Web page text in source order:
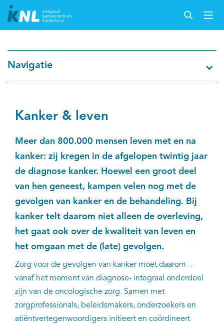
Cijfers over kanker
Thema's
Over IKNL
Kanker & leven
Palliatieve zorg
Kankeratlas
IKNL and the NCR
Dure geneesmiddelen
Navigatie
Kanker & leven
Meer dan 800.000 mensen leven met en na
kanker: zij kregen in de afgelopen twintig jaar
de diagnose kanker. Hoewel een groot deel
van hen geneest, kampen velen nog met de
gevolgen van kanker en de behandeling. Bij
kanker telt daarom niet alleen de overleving,
het gaat ook over de kwaliteit van leven en
het omgaan met de (late) gevolgen.
Zorg voor de gevolgen van kanker moet daarom -
vanaf het moment van diagnose- integraal onderdeel
zijn van de oncologische zorg. Samen met
zorgprofessionals, beleidsmakers, onderzoekers en
atiëntvertegenwoordigers initieert en coördineert